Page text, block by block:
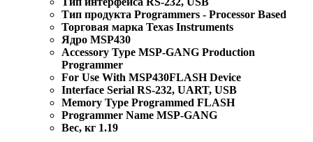
Тип продукта Programmers - Processor Based
Торговая марка Texas Instruments
Ядро MSP430
Accessory Type MSP-GANG Production
Programmer
For Use With MSP430FLASH Device
Interface Serial RS-232, UART, USB
Memory Type Programmed FLASH
Programmer Name MSP-GANG
Вес, кг 1.19